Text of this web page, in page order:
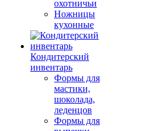
охотничьи
Ножницы
кухонные
Кондитерский
инвентарь
Формы для
мастики,
шоколада,
леденцов
Формы для